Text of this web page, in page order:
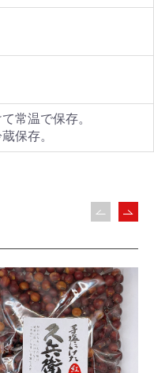
常温で保存。
保存。